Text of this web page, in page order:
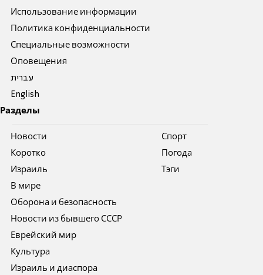
Использование информации
Политика конфиденциальности
Специальные возможности
Оповещения
עברית
English
Разделы
Новости
Коротко
Израиль
В мире
Оборона и безопасность
Новости из бывшего СССР
Еврейский мир
Культура
Израиль и диаспора
Спорт
Погода
Тэги